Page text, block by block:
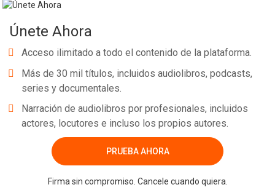
Únete Ahora
Acceso ilimitado a todo el contenido de la plataforma.
Más de 30 mil títulos, incluidos audiolibros, podcasts,
series y documentales.
Narración de audiolibros por profesionales, incluidos
actores, locutores e incluso los propios autores.
PRUEBA AHORA
Firma sin compromiso. Cancele cuando quiera.